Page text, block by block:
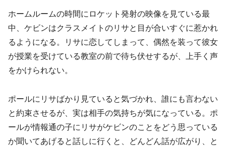
ホームルームの時間にロケット発射の映像を見ている最
中、ケビンはクラスメイトのリサと目が合いすぐに惹かれ
るようになる。リサに恋してしまって、偶然を装って彼女
が授業を受けている教室の前で待ち伏せするが、上手く声
をかけられない。
ポールにリサばかり見ていると気づかれ、誰にも言わない
と約束させるが、実は相手の気持ちが気になっている。ポ
ールが情報通の子にリサがケビンのことをどう思っている
か聞いてあげると話しに行くと、どんどん話が広がり、と